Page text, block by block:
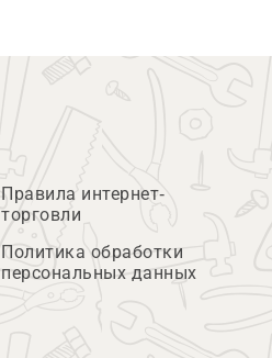
Правила интернет-
торговли
Политика обработки
персональных данных